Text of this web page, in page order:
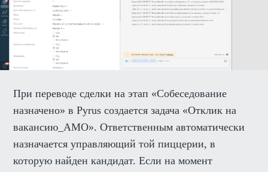
При переводе сделки на этап «Собеседование
назначено» в Pyrus создается задача «Отклик на
вакансию_AMO». Ответственным автоматически
назначается управляющий той пиццерии, в
которую найден кандидат. Если на момент